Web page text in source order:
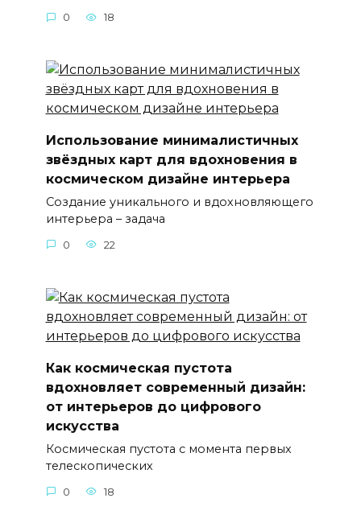
0 18
Использование минималистичных
звёздных карт для вдохновения в
космическом дизайне интерьера
Создание уникального и вдохновляющего
интерьера – задача
0 22
Как космическая пустота
вдохновляет современный дизайн:
от интерьеров до цифрового
искусства
Космическая пустота с момента первых
телескопических
0 18